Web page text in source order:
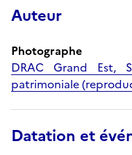
Auteur
Photographe
DRAC Grand Est,
patrimoniale
Datation et